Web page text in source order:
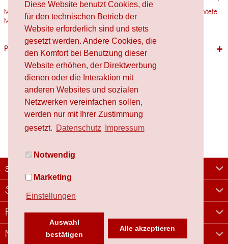
Diese Website benutzt Cookies, die
für den technischen Betrieb der
Website erforderlich sind und stets
gesetzt werden. Andere Cookies, die
den Komfort bei Benutzung dieser
Website erhöhen, der Direktwerbung
dienen oder die Interaktion mit
anderen Websites und sozialen
Netzwerken vereinfachen sollen,
werden nur mit Ihrer Zustimmung
gesetzt. Datenschutz Impressum
Notwendig
Marketing
Einstellungen
Auswahl
bestätigen
Alle akzeptieren
Motivgröße: 10mm x 15,5mm Stempelholzgröße: 15mm x 20mm Verwendete
Materialien Holz,...mehr
Passende Produkte
schafproduction
Shop
Rechtliches
Newsletter